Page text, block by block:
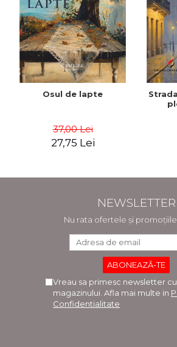
Osul de lapte
37,00 Lei
27,75 Lei
NEWSLETTER
Nu rata ofertele și
Vreau sa primesc newsletter
magazinului. Afla mai multe in
Confidentialitate